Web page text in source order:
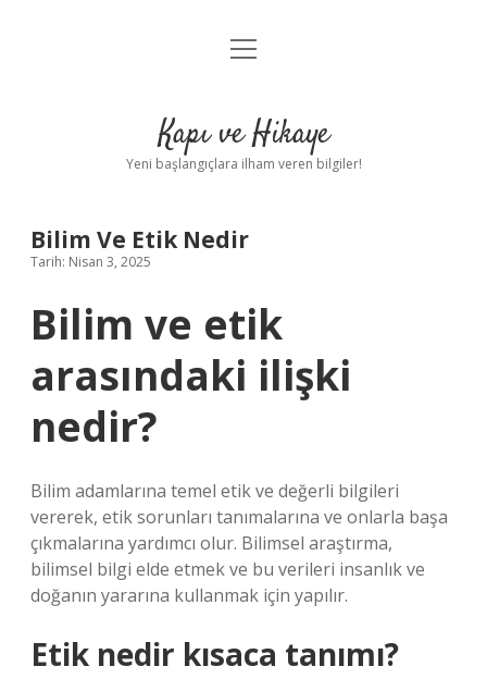
Anasayfa
Yasal Uyarı
menüyü
Kapı ve Hikaye
Yeni başlangıçlara ilham veren bilgiler!
Bilim Ve Etik Nedir
Tarih: Nisan 3, 2025
Bilim ve etik
arasındaki ilişki
nedir?
Bilim adamlarına temel etik ve değerli bilgileri
vererek, etik sorunları tanımalarına ve onlarla başa
çıkmalarına yardımcı olur. Bilimsel araştırma,
bilimsel bilgi elde etmek ve bu verileri insanlık ve
doğanın yararına kullanmak için yapılır.
Etik nedir kısaca tanımı?